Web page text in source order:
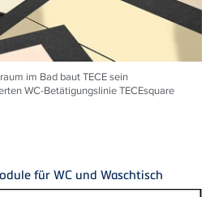
im Bad baut TECE sein
WC-Betätigungslinie TECEsquare
für WC und Waschtisch